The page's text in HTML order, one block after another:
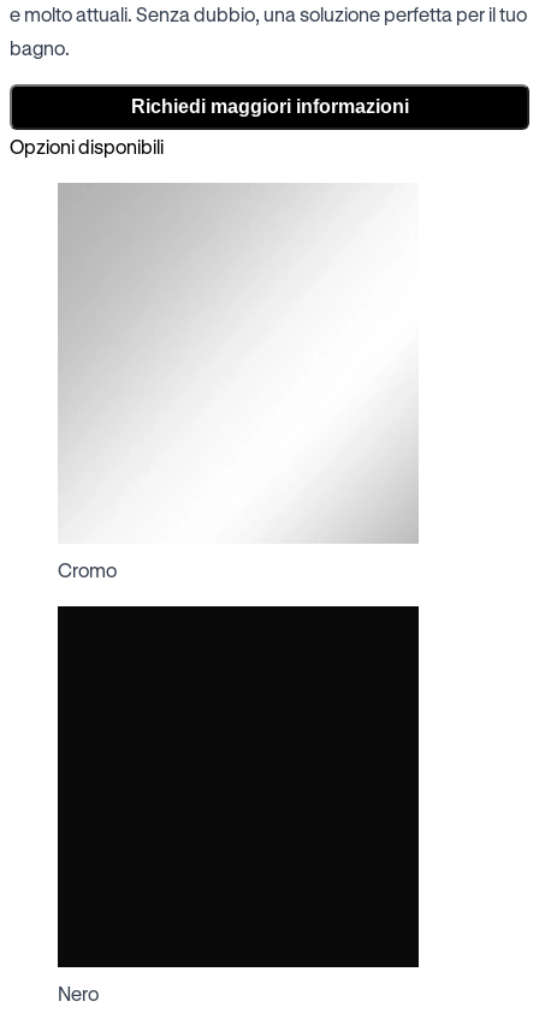
e molto attuali. Senza dubbio, una soluzione perfetta per il tuo
bagno.
Richiedi maggiori informazioni
Opzioni disponibili
Cromo
Nero